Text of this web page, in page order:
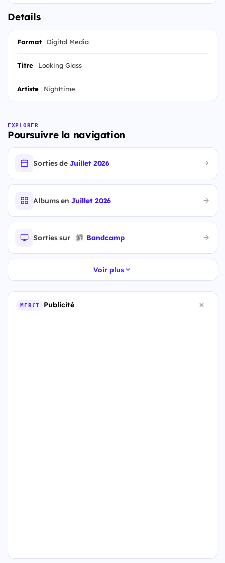
Details
Format Digital Media
Titre Looking Glass
Artiste Nighttime
EXPLORER
Poursuivre la navigation
Sorties deJuillet 2026
Albums enJuillet 2026
Sorties sur Bandcamp
Voir plus
MERCI Publicité